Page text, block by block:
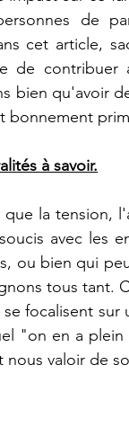
de
cet article,
de
bien qu'avoir
bonnement
à savoir.
la tension,
avec les
ou bien qui
tous tant.
se focalisent
"on en a
valoir de